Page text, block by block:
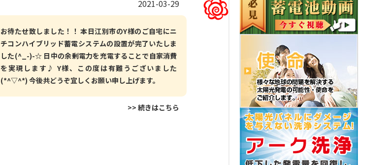
2021-03-29
お待たせ致しました！！ 本日江別市のY様のご自宅にニ
チコンハイブリッド蓄電システムの設置が完了いたしま
した(^_-)-☆ 日中の余剰電力を充電することで自家消費
を実現します♪ Y様、この度は有難うございました
(*^▽^*) 今後共どうぞ宜しくお願い申し上げます。
>> 続きはこちら